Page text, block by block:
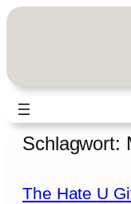
Zum
Schlagwort:
The Hate U